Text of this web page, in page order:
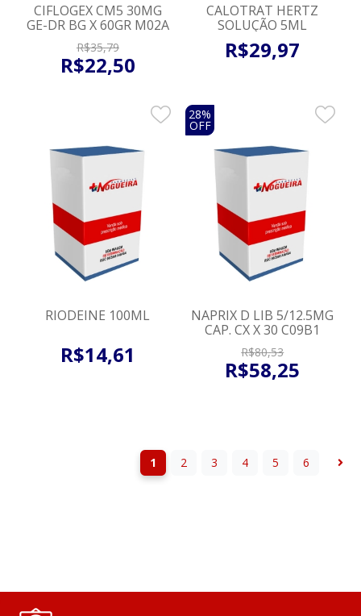
CIFLOGEX CM5 30MG
GE-DR BG X 60GR M02A
R$35,79
R$22,50
CALOTRAT HERTZ
SOLUÇÃO 5ML
R$29,97
RIODEINE 100ML
R$14,61
28%
OFF
NAPRIX D LIB 5/12.5MG
CAP. CX X 30 C09B1
R$80,53
R$58,25
1 2 3 4 5 6